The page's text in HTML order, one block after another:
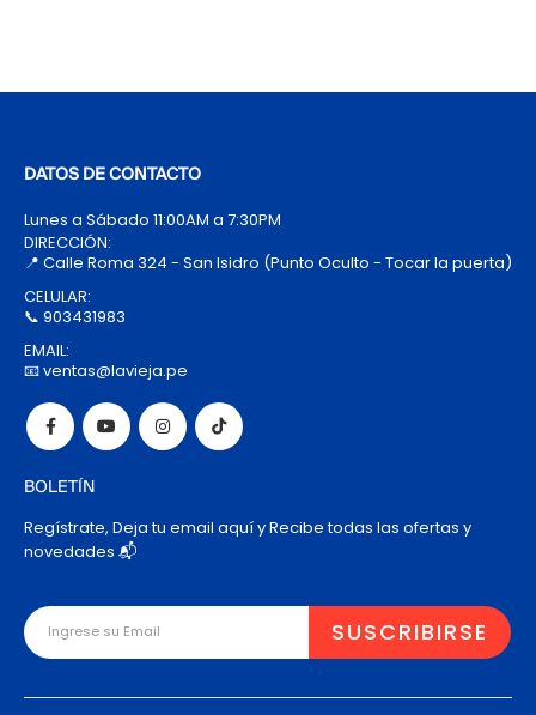
DATOS DE CONTACTO
Lunes a Sábado 11:00AM a 7:30PM
DIRECCIÓN:
📍 Calle Roma 324 - San Isidro (Punto Oculto - Tocar la puerta)
CELULAR:
📞 903431983
EMAIL:
📧 ventas@lavieja.pe
BOLETÍN
Regístrate, Deja tu email aquí y Recibe todas las ofertas y
novedades 📬